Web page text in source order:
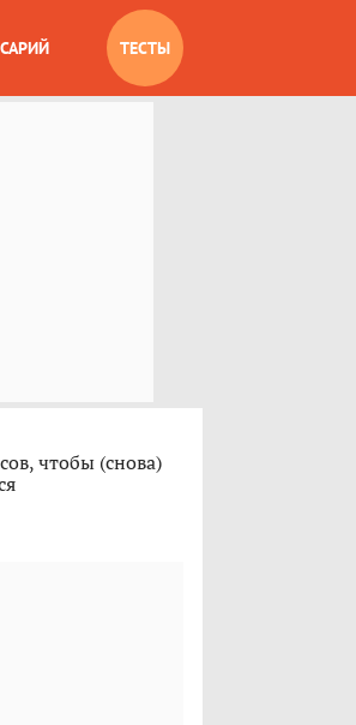
ТЕСТЫ
чтобы (снова)